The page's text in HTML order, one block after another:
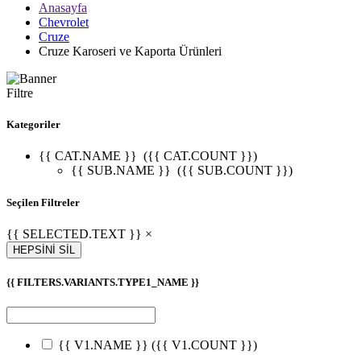
Anasayfa
Chevrolet
Cruze
Cruze Karoseri ve Kaporta Ürünleri
Filtre
Kategoriler
{{ CAT.NAME }} ({{ CAT.COUNT }})
{{ SUB.NAME }} ({{ SUB.COUNT }})
Seçilen Filtreler
{{ SELECTED.TEXT }} ×
HEPSİNİ SİL
{{ FILTERS.VARIANTS.TYPE1_NAME }}
{{ V1.NAME }} ({{ V1.COUNT }})